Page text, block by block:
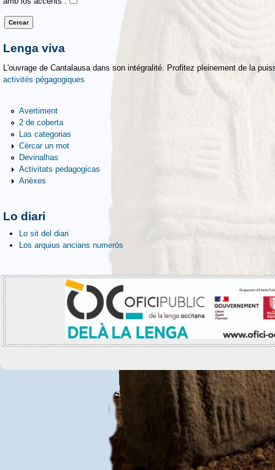
Lenga viva
L'ouvrage de Cantalausa dans son intégralité. Profitez pleinement de la
activités pégagogiques
Avertiment
2 de coberta
Las categorias
Cèrcar un mot
Devinalhas
Activitats pedagogicas
Anèxes
Lo diari
Lo sit del diari
Los arquius ancians numeròs